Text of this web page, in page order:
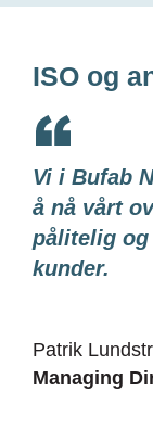
ISO og
Vi i Bufab
å nå vårt
pålitelig
kunder.
Patrik
Managing